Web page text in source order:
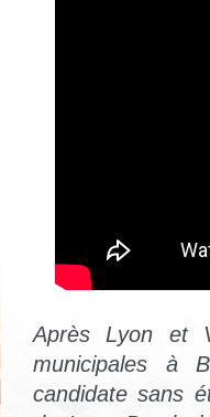
Après Lyon et
municipales à
candidate sans